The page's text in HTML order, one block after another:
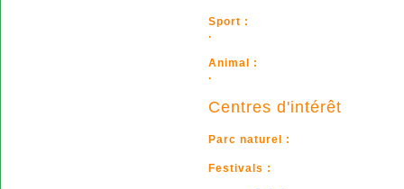
Sport :
.
Animal :
.
Centres d'intérêt
Parc naturel :
Festivals :